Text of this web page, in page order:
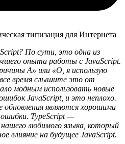
По сути, это одна из
опыта работы с JavaScript.
A» или «О, я использую
время слышите это от
модным использовать новые
JavaScript, и это неплохо.
являются хорошими
TypeScript —
любимого языка, который
влияние на будущее JavaScript.